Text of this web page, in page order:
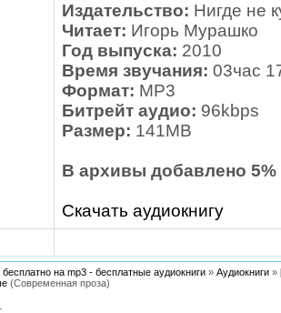
Издательство: Нигде не
Читает: Игорь Мурашко
Год выпуска: 2010
Время звучания: 03час
Формат: МР3
Битрейт аудио: 96kbps
Размер: 141МВ
В архивы добавлено 5%
Скачать аудиокнигу
бесплатно на mp3 - бесплатные аудиокниги » Аудиокниги »
(Современная проза)